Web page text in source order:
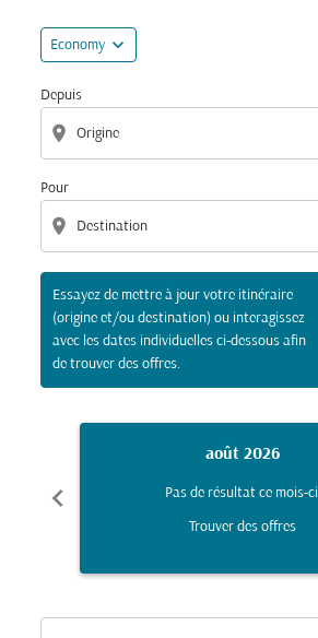
Economy expand_more
Depuis
location_on
Pour
location_on
Essayez de mettre à jour votre itinéraire
(origine et/ou destination) ou interagissez
avec les dates individuelles ci-dessous afin
de trouver des offres.
chevron_left
août 2026
Pas de résultat ce mois-
Trouver des offres